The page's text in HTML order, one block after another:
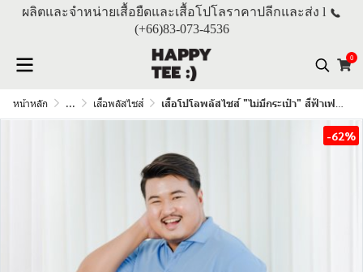
ผลิตและจำหน่ายเสื้อยืดและเสื้อโปโลราคาปลีกและส่ง l
(+66)83-073-4536
0
หน้าหลัก ... เสื้อพลัสไซส์ เสื้อโปโลพลัสไซส์ "ไม่มีกระเป๋า" สีฟ้าเฟรนซ์บลู
-62%